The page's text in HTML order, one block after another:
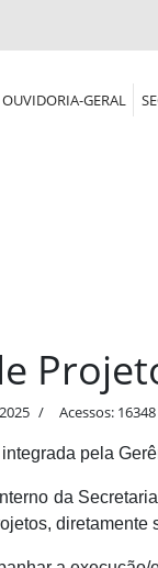
OUVIDORIA-GERAL
Acessos: 16348
pela
da